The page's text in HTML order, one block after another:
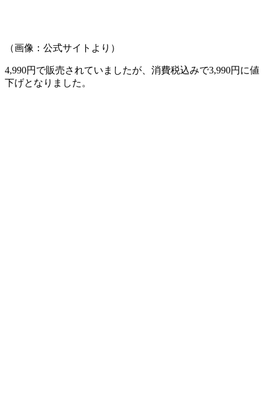
（画像：公式サイトより）
4,990円で販売されていましたが、消費税込みで3,990円に値
下げとなりました。